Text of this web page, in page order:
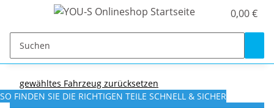
0,00 €
gewähltes Fahrzeug zurücksetzen
SO FINDEN SIE DIE RICHTIGEN TEILE SCHNELL & SICHER